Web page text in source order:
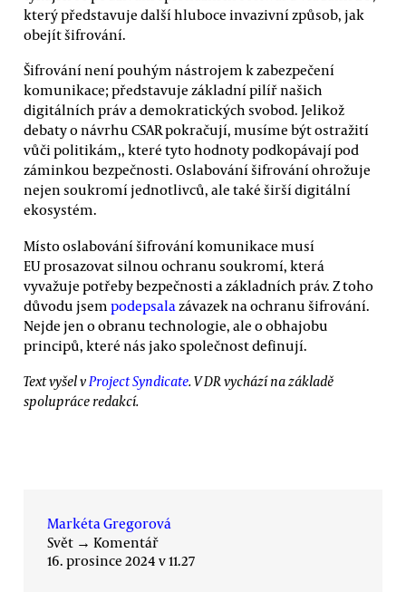
který představuje další hluboce invazivní způsob, jak
obejít šifrování.
Šifrování není pouhým nástrojem k zabezpečení
komunikace; představuje základní pilíř našich
digitálních práv a demokratických svobod. Jelikož
debaty o návrhu CSAR pokračují, musíme být ostražití
vůči politikám,, které tyto hodnoty podkopávají pod
záminkou bezpečnosti. Oslabování šifrování ohrožuje
nejen soukromí jednotlivců, ale také širší digitální
ekosystém.
Místo oslabování šifrování komunikace musí
EU prosazovat silnou ochranu soukromí, která
vyvažuje potřeby bezpečnosti a základních práv. Z toho
důvodu jsem podepsala závazek na ochranu šifrování.
Nejde jen o obranu technologie, ale o obhajobu
principů, které nás jako společnost definují.
Text vyšel v Project Syndicate. V DR vychází na základě
spolupráce redakcí.
Markéta Gregorová
Svět → Komentář
16. prosince 2024 v 11.27